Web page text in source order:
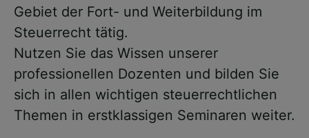
Gebiet der Fort- und Weiterbildung im
Steuerrecht tätig.
Nutzen Sie das Wissen unserer
professionellen Dozenten und bilden Sie
sich in allen wichtigen steuerrechtlichen
Themen in erstklassigen Seminaren weiter.